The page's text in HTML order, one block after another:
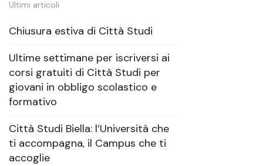
Ultimi articoli
Chiusura estiva di Città Studi
Ultime settimane per iscriversi ai
corsi gratuiti di Città Studi per
giovani in obbligo scolastico e
formativo
Città Studi Biella: l’Università che
ti accompagna, il Campus che ti
accoglie